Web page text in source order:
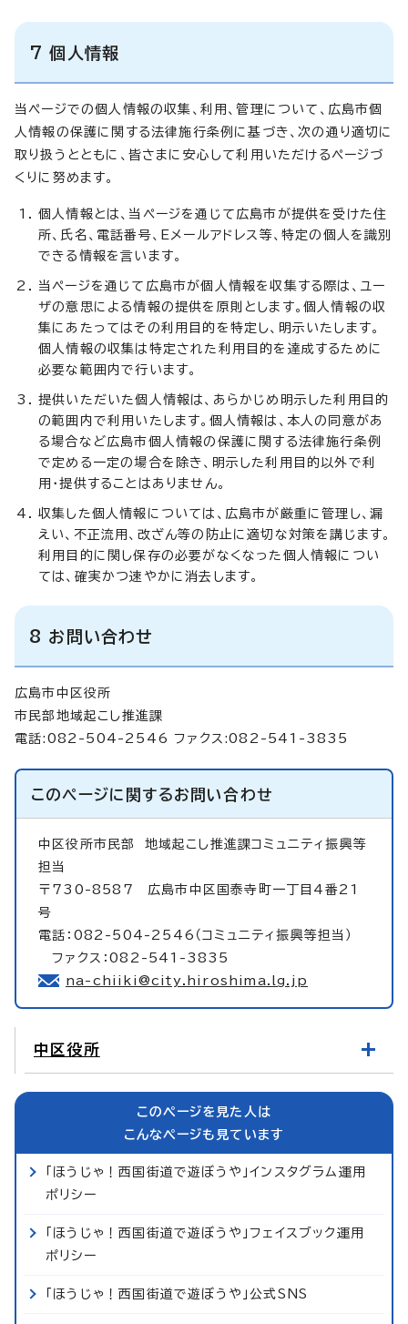
7 個人情報
当ページでの個人情報の収集、利用、管理について、広島市個
人情報の保護に関する法律施行条例に基づき、次の通り適切に
取り扱うとともに、皆さまに安心して利用いただけるページづ
くりに努めます。
個人情報とは、当ページを通じて広島市が提供を受けた住
所、氏名、電話番号、Eメールアドレス等、特定の個人を識別
できる情報を言います。
当ページを通じて広島市が個人情報を収集する際は、ユー
ザの意思による情報の提供を原則とします。個人情報の収
集にあたってはその利用目的を特定し、明示いたします。
個人情報の収集は特定された利用目的を達成するために
必要な範囲内で行います。
提供いただいた個人情報は、あらかじめ明示した利用目的
の範囲内で利用いたします。個人情報は、本人の同意があ
る場合など広島市個人情報の保護に関する法律施行条例
で定める一定の場合を除き、明示した利用目的以外で利
用・提供することはありません。
収集した個人情報については、広島市が厳重に管理し、漏
えい、不正流用、改ざん等の防止に適切な対策を講じます。
利用目的に関し保存の必要がなくなった個人情報につい
ては、確実かつ速やかに消去します。
8 お問い合わせ
広島市中区役所
市民部地域起こし推進課
電話:082-504-2546 ファクス:082-541-3835
このページに関するお問い合わせ
中区役所市民部 地域起こし推進課コミュニティ振興等
担当
〒730-8587 広島市中区国泰寺町一丁目4番21
号
電話：082-504-2546（コミュニティ振興等担当）
ファクス：082-541-3835
na-chiiki@city.hiroshima.lg.jp
中区役所
このページを見た人は
こんなページも見ています
「ほうじゃ！西国街道で遊ぼうや」インスタグラム運用
ポリシー
「ほうじゃ！西国街道で遊ぼうや」フェイスブック運用
ポリシー
「ほうじゃ！西国街道で遊ぼうや」公式SNS